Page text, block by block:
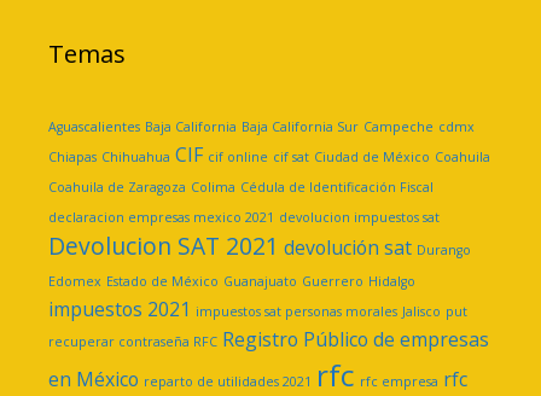
Temas
Aguascalientes Baja California Baja California Sur Campeche cdmx
Chiapas Chihuahua CIF cif online cif sat Ciudad de México Coahuila
Coahuila de Zaragoza Colima Cédula de Identificación Fiscal
declaracion empresas mexico 2021 devolucion impuestos sat
Devolucion SAT 2021 devolución sat Durango
Edomex Estado de México Guanajuato Guerrero Hidalgo
impuestos 2021 impuestos sat personas morales Jalisco put
recuperar contraseña RFC Registro Público de empresas
en México reparto de utilidades 2021 rfc rfc empresa rfc